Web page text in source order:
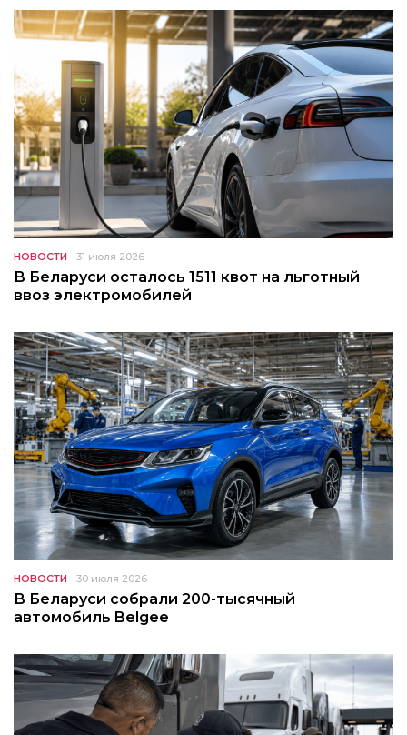
НОВОСТИ 31 июля 2026
В Беларуси осталось 1511 квот на льготный
ввоз электромобилей
НОВОСТИ 30 июля 2026
В Беларуси собрали 200-тысячный
автомобиль Belgee